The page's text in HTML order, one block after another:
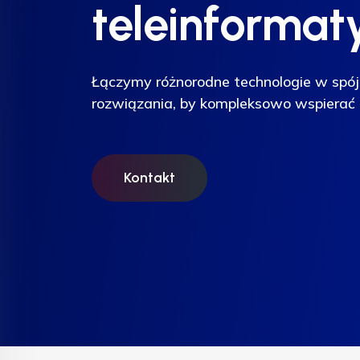
Łączymy różnorodne technologie w
rozwiązania, by kompleksowo
Kontakt
Łączymy różnorodne technologie w
rozwiązania, by kompleksowo
Kontakt
Łączymy różnorodne technologie w
rozwiązania, by kompleksowo
Kontakt